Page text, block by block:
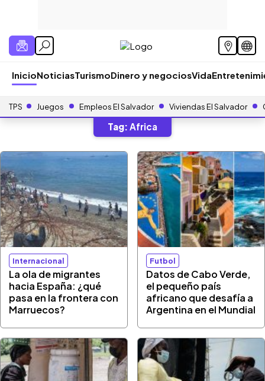
InicioNoticiasTurismoDinero y negociosVida
TPS Juegos Empleos El Salvador Viviendas El Salvador
Tag: Africa
Internacional
La ola de migrantes
hacia España: ¿qué
pasa en la frontera con
Marruecos?
Futbol
Datos de Cabo Verde,
el pequeño país
africano que desafía a
Argentina en el Mundial